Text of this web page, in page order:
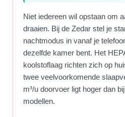
Niet iedereen wil opstaan om
draaien. Bij de Zedar stel je
nachtmodus in vanaf je
dezelfde kamer bent. Het
koolstoflaag richten zich op
twee veelvoorkomende
m³/u doorvoer ligt hoger dan
modellen.